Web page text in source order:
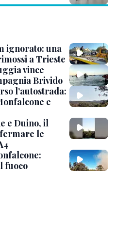
ignorato: una
a Trieste
vince
Brivido
l’autostrada:
e
e Duino, il
le
fuoco